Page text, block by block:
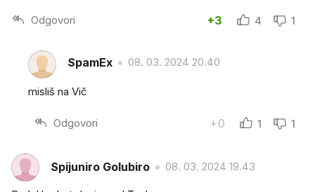
Odgovori +3 4 1
SpamEx 08. 03. 2024 20.40
misliš na Vič
Odgovori +0 1 1
Spijuniro Golubiro 08. 03. 2024 19.43